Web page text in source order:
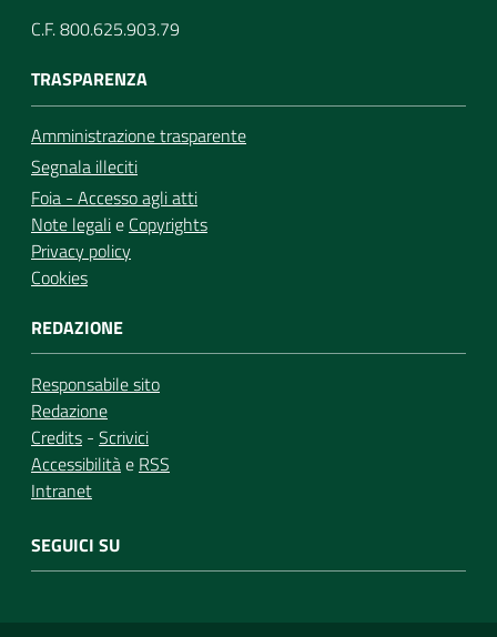
C.F. 800.625.903.79
TRASPARENZA
Amministrazione trasparente
Segnala illeciti
Foia - Accesso agli atti
Note legalie Copyrights
Privacy policy
Cookies
REDAZIONE
Responsabile sito
Redazione
Credits - Scrivici
Accessibilitàe RSS
Intranet
SEGUICI SU